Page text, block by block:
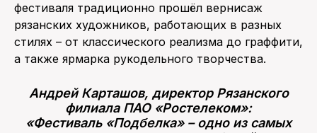
фестиваля традиционно прошёл вернисаж
рязанских художников, работающих в разных
стилях – от классического реализма до граффити,
а также ярмарка рукодельного творчества.
Андрей Карташов, директор Рязанского
филиала ПАО «Ростелеком»:
«Фестиваль «Подбелка» – одно из самых